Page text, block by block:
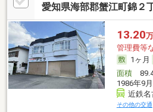
愛知県海部郡蟹江町錦２
13.20
管理費等
1ヶ月
面積
1986年9
近鉄名
その他の交通